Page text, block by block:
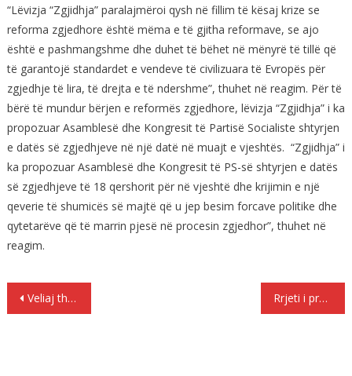
“Lëvizja “Zgjidhja” paralajmëroi qysh në fillim të kësaj krize se
reforma zgjedhore është mëma e të gjitha reformave, se ajo
është e pashmangshme dhe duhet të bëhet në mënyrë të tillë që
të garantojë standardet e vendeve të civilizuara të Evropës për
zgjedhje të lira, të drejta e të ndershme”, thuhet në reagim. Për të
bërë të mundur bërjen e reformës zgjedhore, lëvizja “Zgjidhja” i ka
propozuar Asamblesë dhe Kongresit të Partisë Socialiste shtyrjen
e datës së zgjedhjeve në një datë në muajt e vjeshtës. “Zgjidhja” i
ka propozuar Asamblesë dhe Kongresit të PS-së shtyrjen e datës
së zgjedhjeve të 18 qershorit për në vjeshtë dhe krijimin e një
qeverie të shumicës së majtë që u jep besim forcave politike dhe
qytetarëve që të marrin pjesë në procesin zgjedhor”, thuhet në
reagim.
Lëvizje
Veliaj thumbon LSI-në: Fitojmë bindshëm, nëse dikush s’vjen s’ka çfarë ofron Rrjeti i prostitucionit, si i gjenim burrat në tregun e rrobave